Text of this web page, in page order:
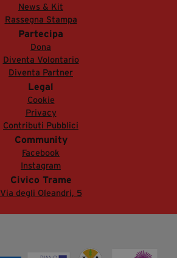
News & Kit
Rassegna Stampa
Partecipa
Dona
Diventa Volontario
Diventa Partner
Legal
Cookie
Privacy
Contributi Pubblici
Community
Facebook
Instagram
Civico Trame
Via degli Oleandri, 5